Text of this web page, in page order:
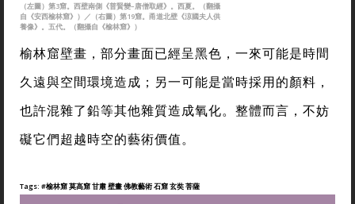
（左圖）第3窟。西壁南側《普賢變–唐僧取經》。西夏。（翻攝
自《安西榆林窟》）／（右圖）第19窟。甬道北壁《涼國夫人供
養像》。五代。（翻攝自《榆林窟》）
榆林窟壁畫，部分畫面已經呈黑色，一來可能是時間
久遠與空間環境造成；另一可能是當時採用的顏料，
也許混雜了鉛等其他雜質造成氧化。整體而言，不妨
礙它們超越時空的藝術價值。
Tags: #榆林窟 莫高窟 甘肅 壁畫 佛教藝術 石窟 玄奘 菩薩